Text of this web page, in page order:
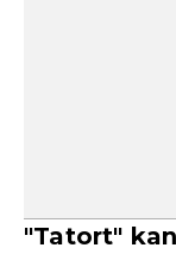
"Tatort"